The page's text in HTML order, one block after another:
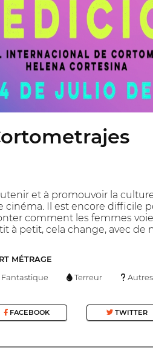
et à promouvoir la
Il est encore difficile
comment les femmes
à petit, cela change, avec
MÉTRAGE
Fantastique Terreur Autres
FACEBOOK TWITTER